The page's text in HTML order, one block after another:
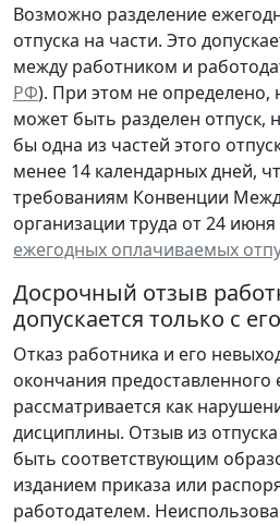
Возможно разделение
отпуска на части. Это
между работником и
РФ). При этом не определено,
может быть разделен отпуск,
бы одна из частей этого
менее 14 календарных дней,
требованиям Конвенции
организации труда от 24
ежегодных оплачиваемых
Досрочный отзыв
допускается только с
Отказ работника и его
окончания предоставленного
рассматривается как
дисциплины. Отзыв из
быть соответствующим
изданием приказа или
работодателем.